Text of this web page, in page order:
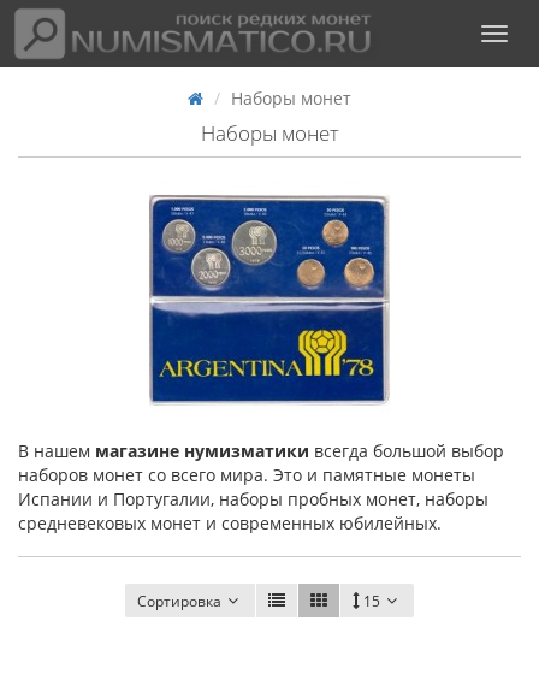
Наборы монет
Наборы монет
В нашем магазине нумизматики всегда большой выбор
наборов монет со всего мира. Это и памятные монеты
Испании и Португалии, наборы пробных монет, наборы
средневековых монет и современных юбилейных.
Сортировка 15